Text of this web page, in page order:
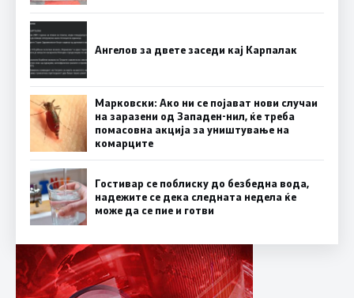
Ангелов за двете заседи кај Карпалак
Марковски: Ако ни се појават нови случаи
на заразени од Западен-нил, ќе треба
помасовна акција за уништување на
комарците
Гостивар се поблиску до безбедна вода,
надежите се дека следната недела ќе
може да се пие и готви